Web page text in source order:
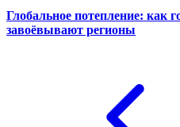
Глобальное потепление: как
завоёвывают регионы